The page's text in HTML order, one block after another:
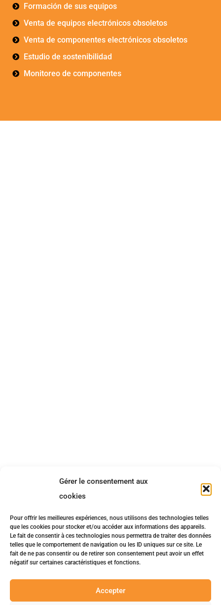
Gérer le consentement aux
cookies
Pour offrir les meilleures expériences, nous utilisons des technologies telles
que les cookies pour stocker et/ou accéder aux informations des appareils.
Le fait de consentir à ces technologies nous permettra de traiter des données
telles que le comportement de navigation ou les ID uniques sur ce site. Le
fait de ne pas consentir ou de retirer son consentement peut avoir un effet
négatif sur certaines caractéristiques et fonctions.
Accepter
Formación de sus equipos
Venta de equipos electrónicos obsoletos
Venta de componentes electrónicos obsoletos
Estudio de sostenibilidad
Monitoreo de componentes